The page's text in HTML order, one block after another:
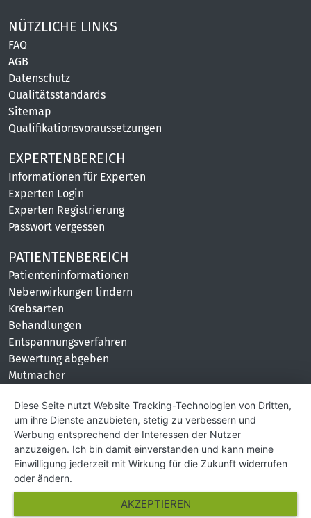
NÜTZLICHE LINKS
FAQ
AGB
Datenschutz
Qualitätsstandards
Sitemap
Qualifikationsvoraussetzungen
EXPERTENBEREICH
Informationen für Experten
Experten Login
Experten Registrierung
Passwort vergessen
PATIENTENBEREICH
Patienteninformationen
Nebenwirkungen lindern
Krebsarten
Behandlungen
Entspannungsverfahren
Bewertung abgeben
Mutmacher
KONTAKT
Impressum
Hilfe und Kontakt
Partner
Presse
Über Uns
Diese Seite nutzt Website Tracking-Technologien von Dritten,
um ihre Dienste anzubieten, stetig zu verbessern und
Werbung entsprechend der Interessen der Nutzer
anzuzeigen. Ich bin damit einverstanden und kann meine
Einwilligung jederzeit mit Wirkung für die Zukunft widerrufen
oder ändern.
AKZEPTIEREN